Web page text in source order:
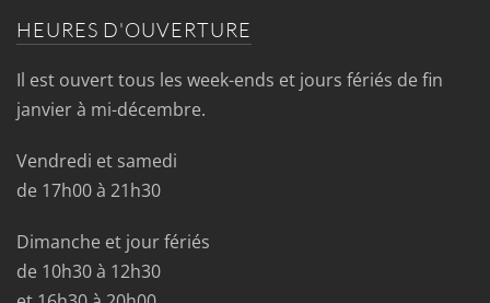
HEURES D'OUVERTURE
Il est ouvert tous les week-ends et jours fériés de fin
janvier à mi-décembre.
Vendredi et samedi
de 17h00 à 21h30
Dimanche et jour fériés
de 10h30 à 12h30